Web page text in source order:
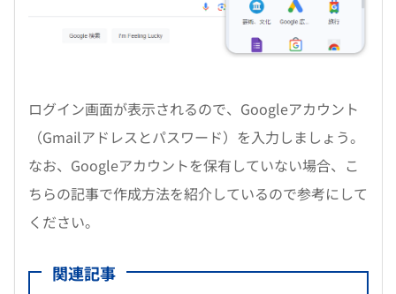
ログイン画面が表示されるので、Googleアカウント
（Gmailアドレスとパスワード）を入力しましょう。
なお、Googleアカウントを保有していない場合、こ
ちらの記事で作成方法を紹介しているので参考にして
ください。
関連記事